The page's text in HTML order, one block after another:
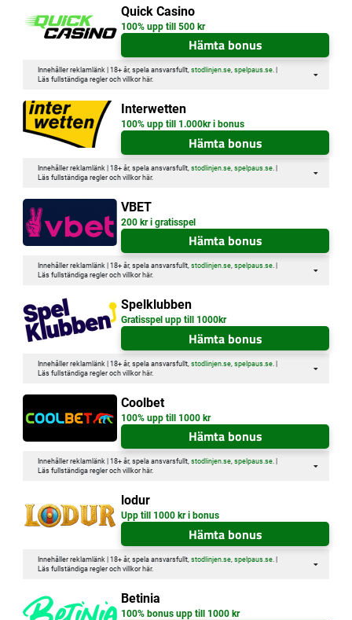
Quick Casino
100% upp till 500 kr
Hämta bonus
Innehåller reklamlänk | 18+ år, spela ansvarsfullt, stodlinjen.se, spelpaus.se. |
Läs fullständiga regler och villkor här.
Interwetten
100% upp till 1.000kr i bonus
Hämta bonus
Innehåller reklamlänk | 18+ år, spela ansvarsfullt, stodlinjen.se, spelpaus.se. |
Läs fullständiga regler och villkor här.
VBET
200 kr i gratisspel
Hämta bonus
Innehåller reklamlänk | 18+ år, spela ansvarsfullt, stodlinjen.se, spelpaus.se. |
Läs fullständiga regler och villkor här.
Spelklubben
Gratisspel upp till 1000kr
Hämta bonus
Innehåller reklamlänk | 18+ år, spela ansvarsfullt, stodlinjen.se, spelpaus.se. |
Läs fullständiga regler och villkor här.
Coolbet
100% upp till 1000 kr
Hämta bonus
Innehåller reklamlänk | 18+ år, spela ansvarsfullt, stodlinjen.se, spelpaus.se. |
Läs fullständiga regler och villkor här.
lodur
Upp till 1000 kr i bonus
Hämta bonus
Innehåller reklamlänk | 18+ år, spela ansvarsfullt, stodlinjen.se, spelpaus.se. |
Läs fullständiga regler och villkor här.
Betinia
100% bonus upp till 1000 kr